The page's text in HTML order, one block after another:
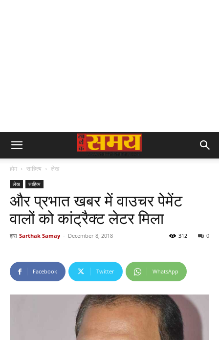
होम साहित्य लेख
लेख साहित्य
और प्रभात खबर में वाउचर पेमेंट
वालों को कांट्रैक्ट लेटर मिला
द्वारा Sarthak Samay - December 8, 2018 0
312
Facebook Twitter WhatsApp